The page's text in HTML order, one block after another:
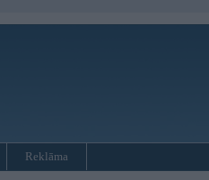
Reklāma